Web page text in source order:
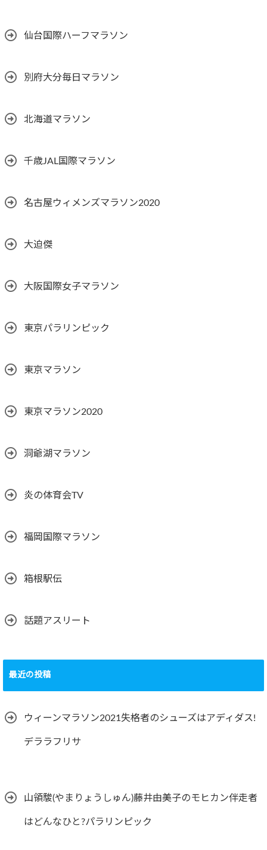
仙台国際ハーフマラソン
別府大分毎日マラソン
北海道マラソン
千歳JAL国際マラソン
名古屋ウィメンズマラソン2020
大迫傑
大阪国際女子マラソン
東京パラリンピック
東京マラソン
東京マラソン2020
洞爺湖マラソン
炎の体育会TV
福岡国際マラソン
箱根駅伝
話題アスリート
最近の投稿
ウィーンマラソン2021失格者のシューズはアディダス!
デララフリサ
山領駿(やまりょうしゅん)藤井由美子のモヒカン伴走者
はどんなひと?パラリンピック